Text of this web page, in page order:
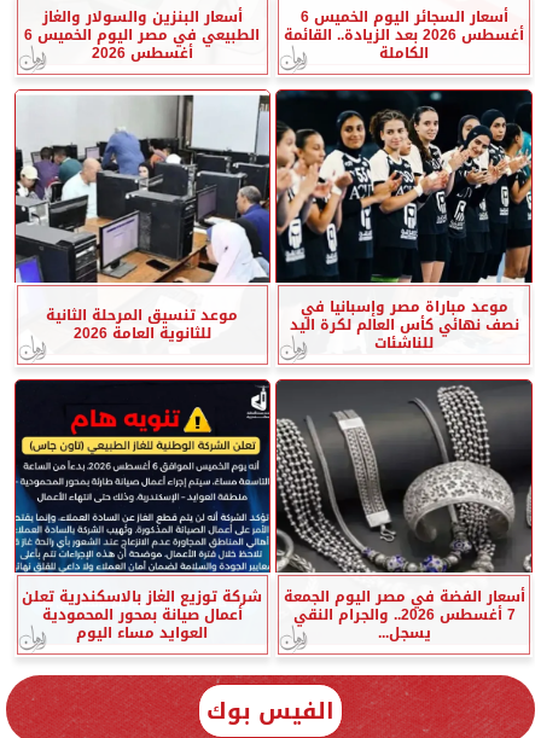
أسعار السجائر اليوم الخميس 6
أغسطس 2026 بعد الزيادة.. القائمة
الكاملة
أسعار البنزين والسولار والغاز
الطبيعي في مصر اليوم الخميس 6
أغسطس 2026
موعد مباراة مصر وإسبانيا في
نصف نهائي كأس العالم لكرة اليد
للناشئات
موعد تنسيق المرحلة الثانية
للثانوية العامة 2026
أسعار الفضة في مصر اليوم الجمعة
7 أغسطس 2026.. والجرام النقي
يسجل...
شركة توزيع الغاز بالاسكندرية تعلن
أعمال صيانة بمحور المحمودية
العوايد مساء اليوم
الفيس بوك